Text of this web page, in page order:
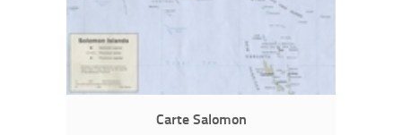
Carte Salomon